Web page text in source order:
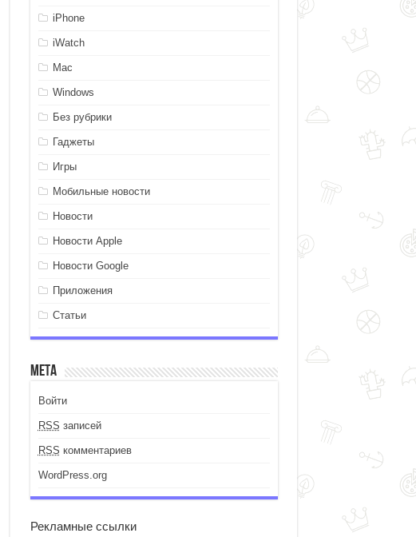
iPhone
iWatch
Mac
Windows
Без рубрики
Гаджеты
Игры
Мобильные новости
Новости
Новости Apple
Новости Google
Приложения
Статьи
Мета
Войти
RSS записей
RSS комментариев
WordPress.org
Рекламные ссылки